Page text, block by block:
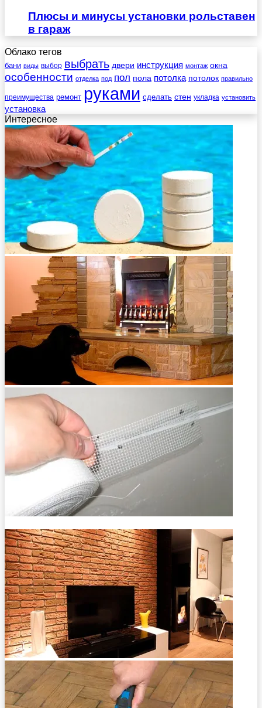
Плюсы и минусы установки рольставен
в гараж
Облако тегов
бани виды выбор выбрать двери инструкция монтаж окна
особенности отделка под пол пола потолка потолок правильно
преимущества ремонт руками сделать стен укладка установить
установка
Интересное